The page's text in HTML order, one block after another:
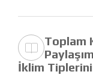
Toplam
İklim